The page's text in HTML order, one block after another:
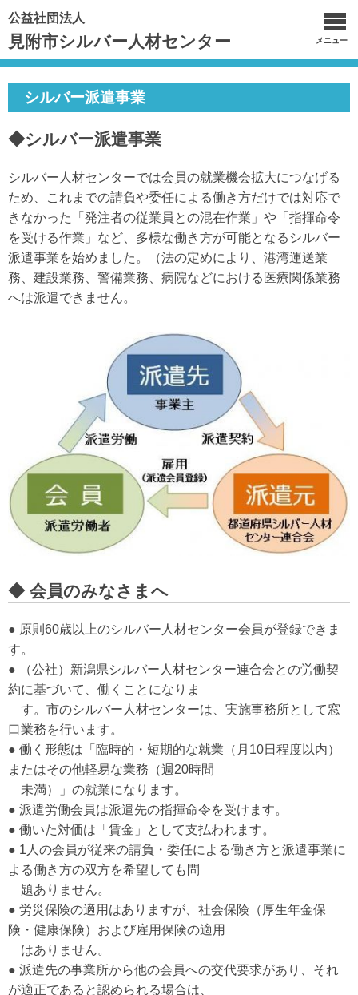
公益社団法人
見附市シルバー人材センター メニュー
シルバー派遣事業
◆シルバー派遣事業
シルバー人材センターでは会員の就業機会拡大につなげる
ため、これまでの請負や委任による働き方だけでは対応で
きなかった「発注者の従業員との混在作業」や「指揮命令
を受ける作業」など、多様な働き方が可能となるシルバー
派遣事業を始めました。（法の定めにより、港湾運送業
務、建設業務、警備業務、病院などにおける医療関係業務
へは派遣できません。
◆ 会員のみなさまへ
● 原則60歳以上のシルバー人材センター会員が登録できま
す。
● （公社）新潟県シルバー人材センター連合会との労働契
約に基づいて、働くことになりま
す。市のシルバー人材センターは、実施事務所として窓
口業務を行います。
● 働く形態は「臨時的・短期的な就業（月10日程度以内）
またはその他軽易な業務（週20時間
未満）」の就業になります。
● 派遣労働会員は派遣先の指揮命令を受けます。
● 働いた対価は「賃金」として支払われます。
● 1人の会員が従来の請負・委任による働き方と派遣事業に
よる働き方の双方を希望しても問
題ありません。
● 労災保険の適用はありますが、社会保険（厚生年金保
険・健康保険）および雇用保険の適用
はありません。
● 派遣先の事業所から他の会員への交代要求があり、それ
が適正であると認められる場合は、